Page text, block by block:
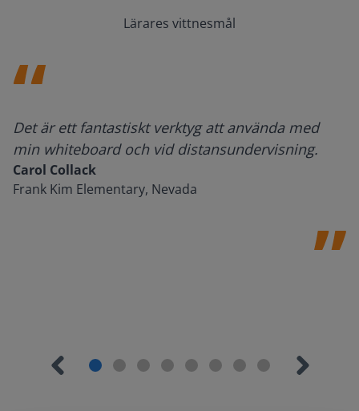
Lärares vittnesmål
Det är ett fantastiskt verktyg att använda med
min whiteboard och vid distansundervisning.
Carol Collack
Frank Kim Elementary, Nevada